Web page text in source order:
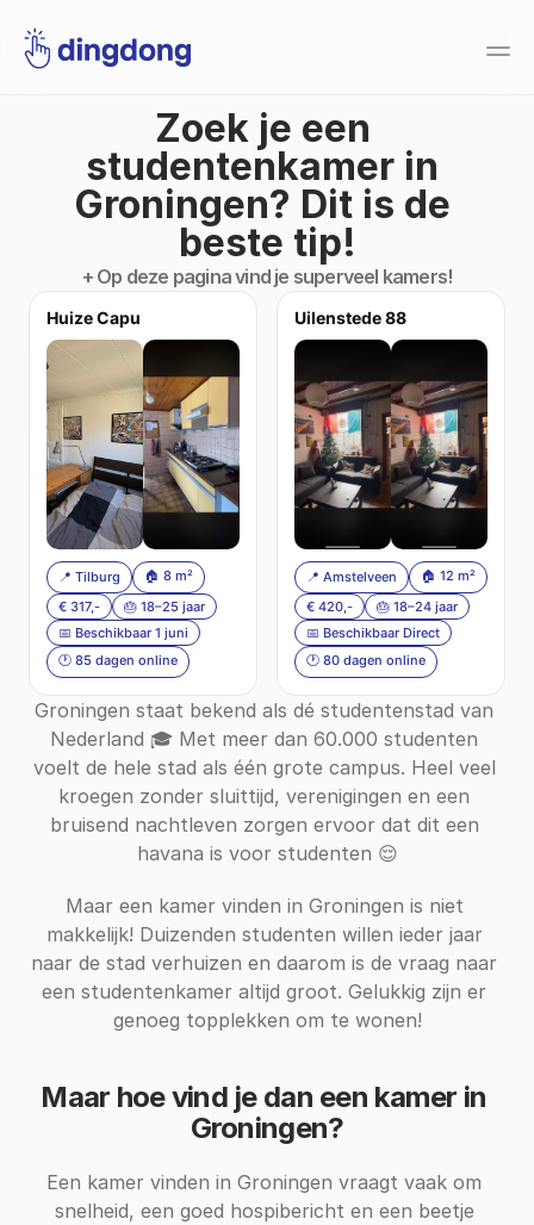
Zoek je een
studentenkamer in
Groningen? Dit is de
beste tip!
+ Op deze pagina vind je superveel kamers!
Huize Capu
📍 Tilburg
🏠 8 m²
€ 317,-
🎂 18–25 jaar
📅 Beschikbaar 1 juni
🕐 85 dagen online
Uilenstede 88
📍 Amstelveen
🏠 12 m²
€ 420,-
🎂 18–24 jaar
📅 Beschikbaar Direct
🕐 80 dagen online
Groningen staat bekend als dé studentenstad van
Nederland 🎓 Met meer dan 60.000 studenten
voelt de hele stad als één grote campus. Heel veel
kroegen zonder sluittijd, verenigingen en een
bruisend nachtleven zorgen ervoor dat dit een
havana is voor studenten 😌
Maar een kamer vinden in Groningen is niet
makkelijk! Duizenden studenten willen ieder jaar
naar de stad verhuizen en daarom is de vraag naar
een studentenkamer altijd groot. Gelukkig zijn er
genoeg topplekken om te wonen!
Maar hoe vind je dan een kamer in
Groningen?
Een kamer vinden in Groningen vraagt vaak om
snelheid, een goed hospibericht en een beetje